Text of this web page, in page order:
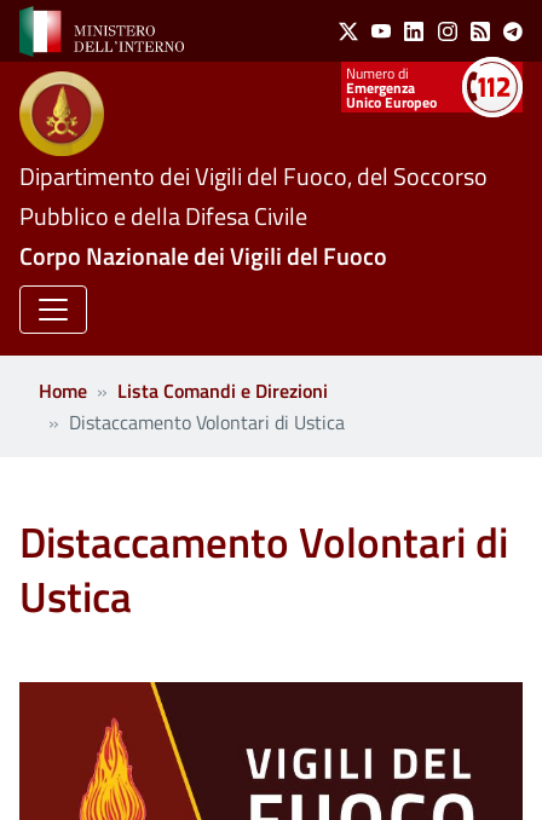
Salta al contenuto principale Social Menu
X YoutubeLinkedinInstagram
Feed
Numeri utili
Emergenza
Unico Europeo
Dipartimento dei Vigili del Fuoco, del Soccorso
Pubblico e della Difesa Civile
Corpo Nazionale dei Vigili del Fuoco
Home
Lista Comandi e Direzioni
Distaccamento Volontari di Ustica
Distaccamento Volontari di
Ustica